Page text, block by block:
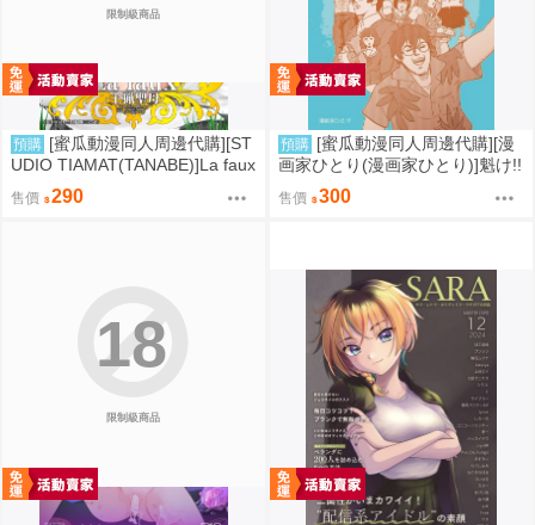
限制級商品
預購 [蜜瓜動漫同人周邊代購][ST
UDIO TIAMAT(TANABE)]La faux
-主猟聖母-(FGO)(同人誌)
售價 290
預購 [蜜瓜動漫同人周邊代購][漫
画家ひとり(漫画家ひとり)]魁け!!
キタウジ高校すいそ～がく部♪2
(上低音號)(同人誌)
售價 300
限制級商品
18